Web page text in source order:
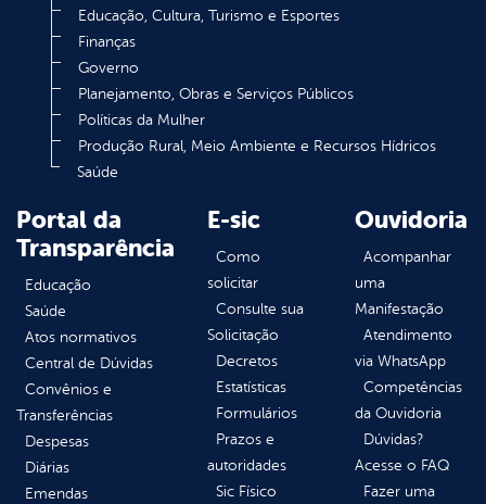
Educação, Cultura, Turismo e Esportes
Finanças
Governo
Planejamento, Obras e Serviços Públicos
Políticas da Mulher
Produção Rural, Meio Ambiente e Recursos Hídricos
Saúde
Portal da
Transparência
Educação
Saúde
Atos normativos
Central de Dúvidas
Convênios e
Transferências
Despesas
Diárias
Emendas
E-sic
Como
solicitar
Consulte sua
Solicitação
Decretos
Estatísticas
Formulários
Prazos e
autoridades
Sic Físico
Ouvidoria
Acompanhar
uma
Manifestação
Atendimento
via WhatsApp
Competências
da Ouvidoria
Dúvidas?
Acesse o FAQ
Fazer uma